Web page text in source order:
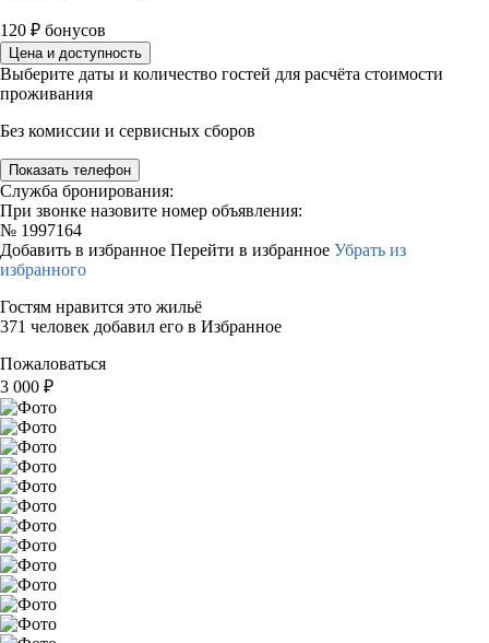
120 ₽ бонусов
Цена и доступность
Выберите даты и количество гостей для расчёта стоимости
проживания
Без комиссии и сервисных сборов
Показать телефон
Служба бронирования:
При звонке назовите номер объявления:
№ 1997164
Добавить в избранное Перейти в избранное Убрать из
избранного
Гостям нравится это жильё
371 человек добавил его в Избранное
Пожаловаться
3 000 ₽